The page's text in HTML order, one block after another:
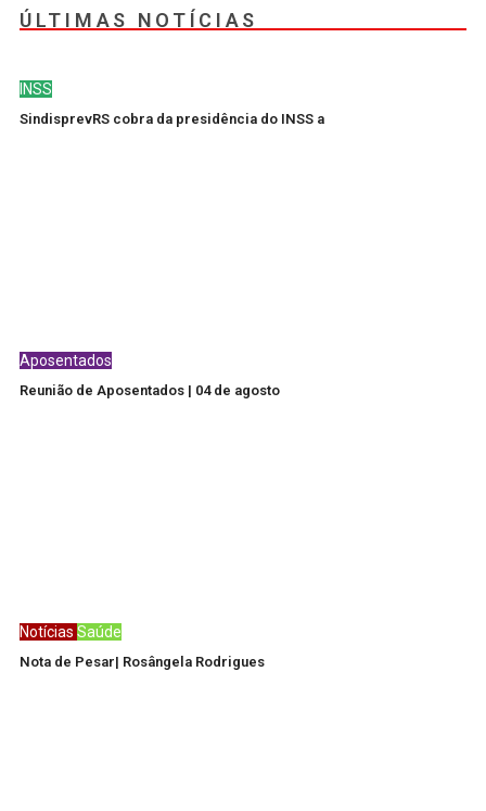
ÚLTIMAS NOTÍCIAS
INSS
SindisprevRS cobra da presidência do INSS a
Aposentados
Reunião de Aposentados | 04 de agosto
Notícias Saúde
Nota de Pesar| Rosângela Rodrigues